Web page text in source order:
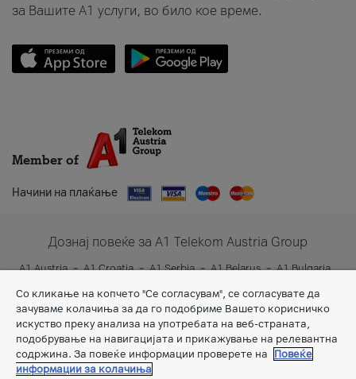
за Вашите A1 услуги, во било кое време.
Member of
Начини на плаќање
Дознај повеќе за A1 Telekom Austria Group
A1 Austria A1 Croatia A1 Serbia A1 Belarus
A1 Bulgaria
A1 Slovenia
A1 Digital
Со кликање на копчето "Се согласувам", се согласувате да
зачуваме колачиња за да го подобриме Вашето корисничко
искуство преку анализа на употребата на веб-страната,
подобрување на навигацијата и прикажување на релевантна
содржина. За повеќе информации проверете на
Повеќе
информации за колачиња